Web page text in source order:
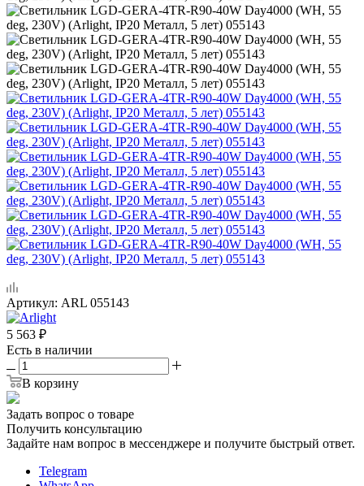
Артикул: ARL 055143
5 563 ₽
Есть в наличии
В корзину
Задать вопрос о товаре
Получить консультацию
Задайте нам вопрос в мессенджере и получите быстрый ответ.
Telegram